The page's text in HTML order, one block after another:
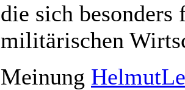
die sich
militärischen
Meinung